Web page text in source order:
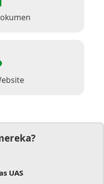
UAS